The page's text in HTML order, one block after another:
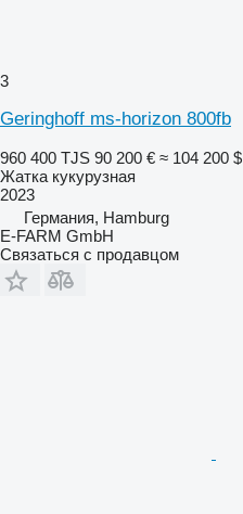
3
Geringhoff ms-horizon 800fb
960 400 TJS 90 200 € ≈ 104 200 $
Жатка кукурузная
2023
Германия, Hamburg
E-FARM GmbH
Связаться с продавцом